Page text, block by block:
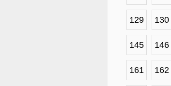
129 130
145 146
161 162